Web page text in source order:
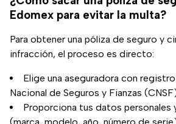
Edomex para evitar la multa?
Para obtener una póliza de seguro y
infracción, el proceso es directo:
Elige una aseguradora con
Nacional de Seguros y Fianzas
Proporciona tus datos personales